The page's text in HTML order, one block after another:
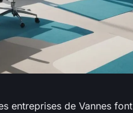
entreprises de Vannes font